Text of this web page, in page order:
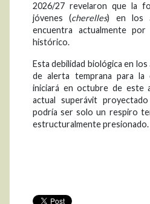
2026/27 revelaron que la
jóvenes (cherelles) en los
encuentra actualmente
histórico.
Esta debilidad biológica en los
de alerta temprana para la
iniciará en octubre de este
actual superávit
podría ser solo un respiro
estructuralmente presionado.